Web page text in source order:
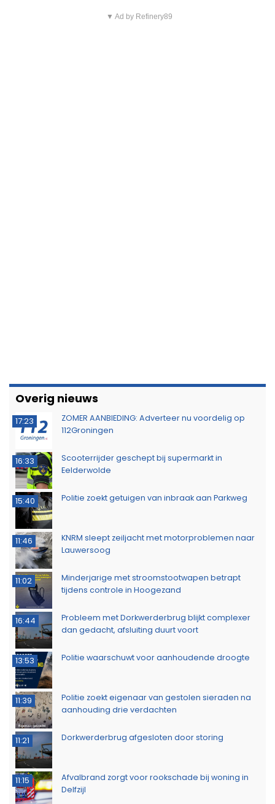
▼ Ad by Refinery89
Overig nieuws
17:23
ZOMER AANBIEDING: Adverteer nu voordelig op
112Groningen
16:33
Scooterrijder geschept bij supermarkt in
Eelderwolde
15:40 Politie zoekt getuigen van inbraak aan Parkweg
11:46
KNRM sleept zeiljacht met motorproblemen naar
Lauwersoog
11:02
Minderjarige met stroomstootwapen betrapt
tijdens controle in Hoogezand
16:44
Probleem met Dorkwerderbrug blijkt complexer
dan gedacht, afsluiting duurt voort
13:53 Politie waarschuwt voor aanhoudende droogte
11:39
Politie zoekt eigenaar van gestolen sieraden na
aanhouding drie verdachten
11:21 Dorkwerderbrug afgesloten door storing
11:15
Afvalbrand zorgt voor rookschade bij woning in
Delfzijl